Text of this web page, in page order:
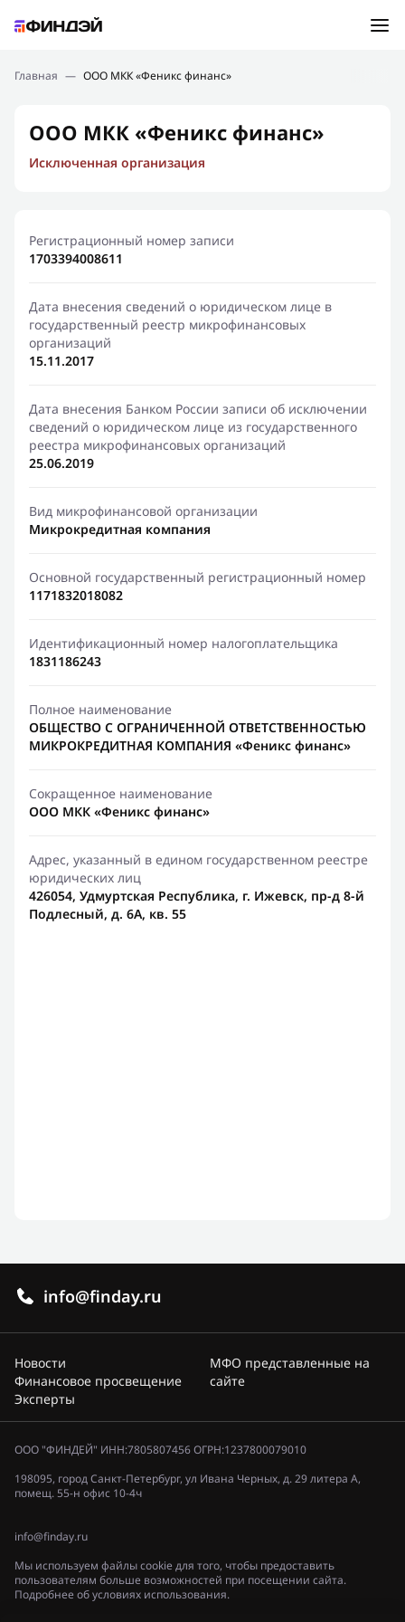
Подбор займа
Новости
Финансовое просвещение
Главная — ООО МКК «Феникс финанс»
ООО МКК «Феникс финанс»
Исключенная организация
Регистрационный номер записи
1703394008611
Дата внесения сведений о юридическом лице в
государственный реестр микрофинансовых
организаций
15.11.2017
Дата внесения Банком России записи об исключении
сведений о юридическом лице из государственного
реестра микрофинансовых организаций
25.06.2019
Вид микрофинансовой организации
Микрокредитная компания
Основной государственный регистрационный номер
1171832018082
Идентификационный номер налогоплательщика
1831186243
Полное наименование
ОБЩЕСТВО С ОГРАНИЧЕННОЙ ОТВЕТСТВЕННОСТЬЮ
МИКРОКРЕДИТНАЯ КОМПАНИЯ «Феникс финанс»
Сокращенное наименование
ООО МКК «Феникс финанс»
Адрес, указанный в едином государственном реестре
юридических лиц
426054, Удмуртская Республика, г. Ижевск, пр-д 8-й
Подлесный, д. 6А, кв. 55
info@finday.ru
Новости
Финансовое просвещение
Эксперты
МФО представленные на
сайте
ООО "ФИНДЕЙ" ИНН:7805807456 ОГРН:1237800079010
198095, город Санкт-Петербург, ул Ивана Черных, д. 29 литера А,
помещ. 55-н офис 10-4ч
info@finday.ru
Мы используем файлы cookie для того, чтобы предоставить
пользователям больше возможностей при посещении сайта.
Подробнее об условиях использования.
Ошибка:Контактная форма не найдена.
Спасибо, что написали нам
Мы свяжемся с Вами в ближайшее время и сообщим
результат
Отправить новый запрос